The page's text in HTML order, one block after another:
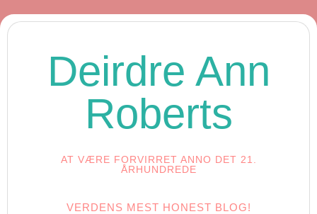
Deirdre Ann
Roberts
AT VÆRE FORVIRRET ANNO DET 21.
ÅRHUNDREDE
VERDENS MEST HONEST BLOG!